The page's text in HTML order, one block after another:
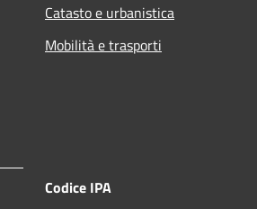
Catasto e urbanistica
Mobilità e trasporti
Codice IPA